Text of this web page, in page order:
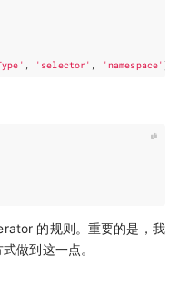
, 'selector' , 'namespace' )}
的规则。重要的是，我
做到这一点。